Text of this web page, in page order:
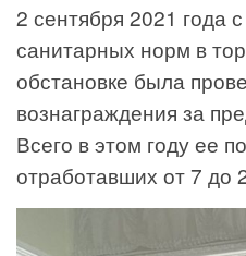
2 сентября 2021 года
санитарных норм в
обстановке была
вознаграждения за
Всего в этом году ее
отработавших от 7 до